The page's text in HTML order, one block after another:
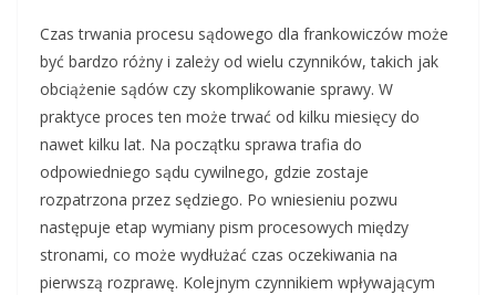
Czas trwania procesu sądowego dla frankowiczów może
być bardzo różny i zależy od wielu czynników, takich jak
obciążenie sądów czy skomplikowanie sprawy. W
praktyce proces ten może trwać od kilku miesięcy do
nawet kilku lat. Na początku sprawa trafia do
odpowiedniego sądu cywilnego, gdzie zostaje
rozpatrzona przez sędziego. Po wniesieniu pozwu
następuje etap wymiany pism procesowych między
stronami, co może wydłużać czas oczekiwania na
pierwszą rozprawę. Kolejnym czynnikiem wpływającym